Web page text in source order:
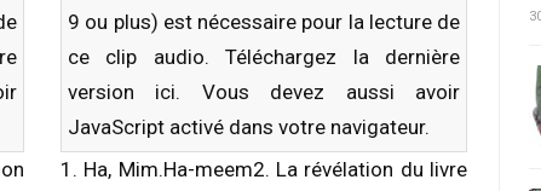
9 ou plus) est nécessaire pour la lecture de
ce clip audio. Téléchargez la dernière
version ici. Vous devez aussi avoir
JavaScript activé dans votre navigateur.
1. Ha, Mim.Ha-meem2. La révélation du livre